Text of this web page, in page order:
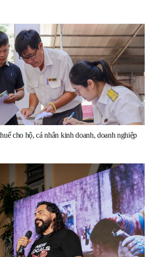
cho hộ, cá nhân kinh doanh, doanh nghiệp